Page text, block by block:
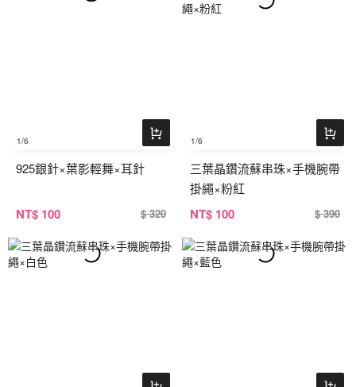
1/6
925銀針×葉影輕舞×耳針
NT$ 100 $ 320
1/6
三葉晶鑽流蘇串珠×手機腕帶
掛繩×粉紅
NT$ 100 $ 390